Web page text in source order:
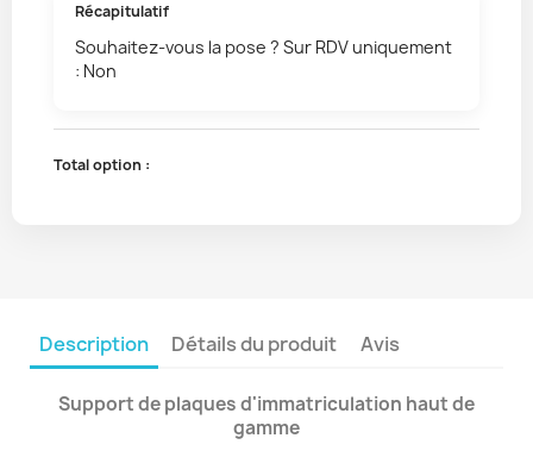
Récapitulatif
Souhaitez-vous la pose ? Sur RDV uniquement
: Non
Total option :
Description Détails du produit Avis
Support de plaques d'immatriculation haut de
gamme